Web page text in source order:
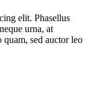
elit. Phasellus
urna, at
sed auctor leo